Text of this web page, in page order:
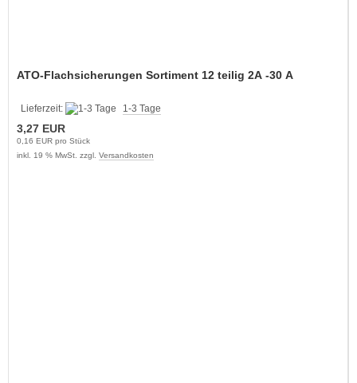
ATO-Flachsicherungen Sortiment 12 teilig 2A -30 A
Lieferzeit: 1-3 Tage
3,27 EUR
0,16 EUR pro Stück
inkl. 19 % MwSt. zzgl. Versandkosten